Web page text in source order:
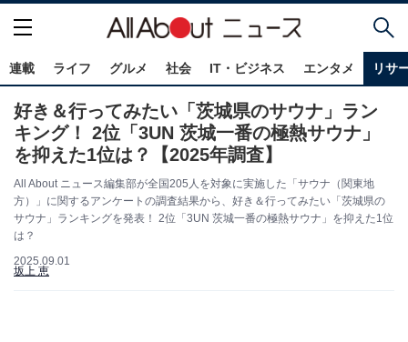
連載 ライフ グルメ 社会 IT・ビジネス エンタメ リサ
好き＆行ってみたい「茨城県のサウナ」ラン
キング！ 2位「3UN 茨城一番の極熱サウナ」
を抑えた1位は？【2025年調査】
All About ニュース編集部が全国205人を対象に実施した「サウナ（関東地
方）」に関するアンケートの調査結果から、好き＆行ってみたい「茨城県の
サウナ」ランキングを発表！ 2位「3UN 茨城一番の極熱サウナ」を抑えた1位
は？
2025.09.01
坂上 恵